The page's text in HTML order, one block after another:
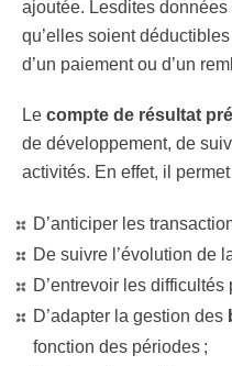
ajoutée. Lesdites
qu’elles soient
d’un paiement ou d’un
Le compte de résultat
de développement, de
activités. En effet, il permet
D’anticiper les
De suivre l’évolution de
D’entrevoir les difficultés
D’adapter la gestion des
fonction des périodes ;